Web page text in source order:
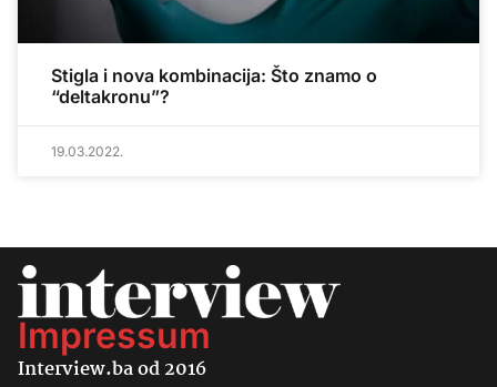
Stigla i nova kombinacija: Što znamo o
“deltakronu”?
19.03.2022.
Impressum
Interview.ba od 2016